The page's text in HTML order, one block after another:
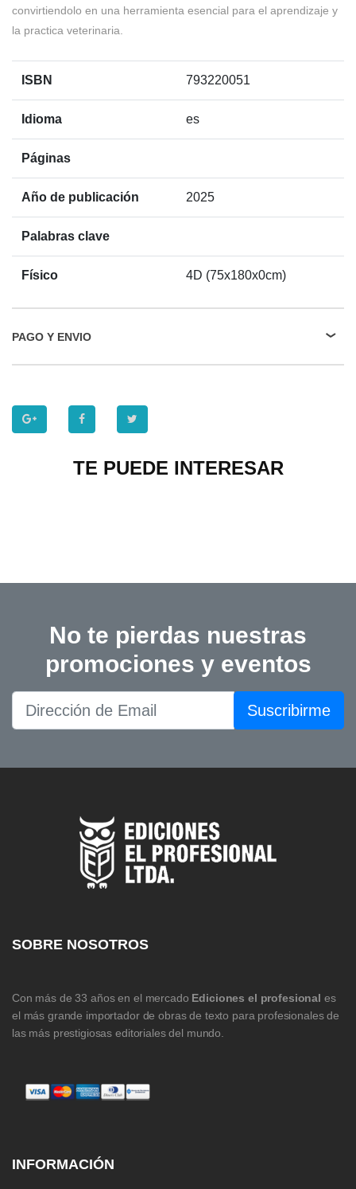
convirtiendolo en una herramienta esencial para el aprendizaje y
la practica veterinaria.
ISBN 793220051
Idioma es
Páginas
Año de publicación 2025
Palabras clave
Físico 4D (75x180x0cm)
PAGO Y ENVIO
TE PUEDE INTERESAR
No te pierdas nuestras
promociones y eventos
Suscribirme
SOBRE NOSOTROS
Con más de 33 años en el mercado Ediciones el profesional es
el más grande importador de obras de texto para profesionales de
las más prestigiosas editoriales del mundo.
INFORMACIÓN